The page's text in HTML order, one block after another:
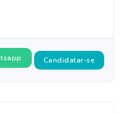
Candidatar-se